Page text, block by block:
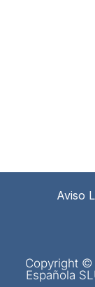
Aviso
Copyright ©
Española